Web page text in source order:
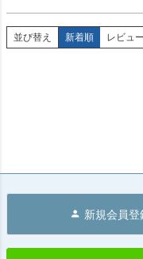
並び替え 新着順 レビュ
新規会員登